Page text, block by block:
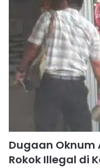
Dugaan Oknum
Rokok Illegal di